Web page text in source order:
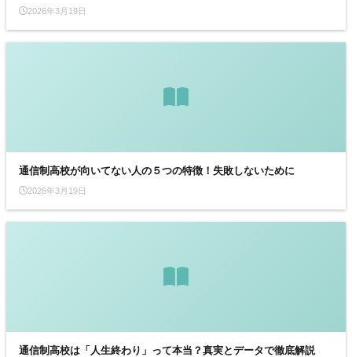
2026年3月19日
通信制高校が向いてない人の５つの特徴！失敗しないために
2026年3月19日
通信制高校は「人生終わり」って本当？真実とデータで徹底解説